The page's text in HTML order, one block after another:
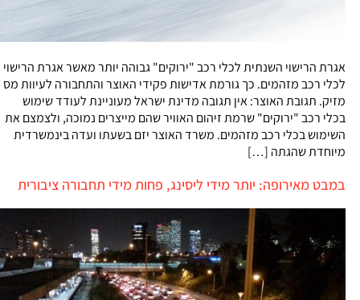
אגרת הרישוי השנתית לכלי רכב "ירוקים" גבוהה יותר מאשר אגרת הרישוי
לכלי רכב מזהמים. כך גורמת אדישות פקידי האוצר והתחבורה לעיוות מס
מזיק. תגובת האוצר: אין תגובה מדינת ישראל מעוניינת לעודד שימוש
בכלי רכב "ירוקים" שרמת זיהום האוויר שהם מייצרים נמוכה, ולצמצם את
השימוש בכלי רכב מזהמים. משרד האוצר יזם בשעתו ועדה בינמשרדית
מיוחדת שהגתה […]
במבט מאירופה: יותר מידי ליסינג, פחות מידי תחבורה ציבורית